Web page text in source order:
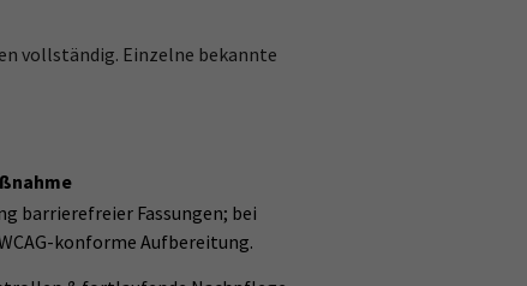
vollständig. Einzelne bekannte
barrierefreier Fassungen; bei
konforme Aufbereitung.